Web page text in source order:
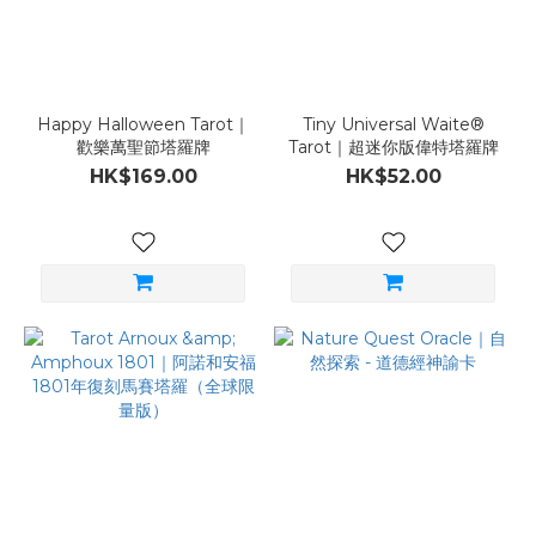
Happy Halloween Tarot｜
歡樂萬聖節塔羅牌
HK$169.00
Tiny Universal Waite®
Tarot｜超迷你版偉特塔羅牌
HK$52.00